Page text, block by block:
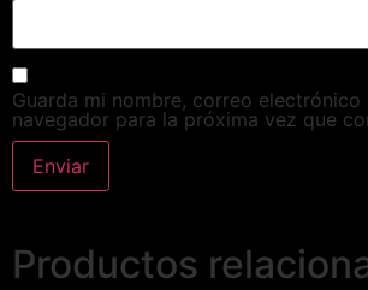
Guarda mi nombre, correo electrónico
navegador para la próxima vez que
Productos